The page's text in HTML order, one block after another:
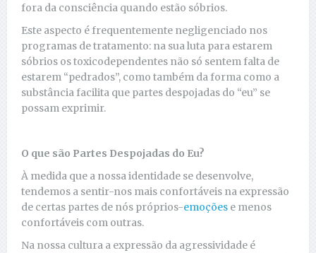
fora da consciência quando estão sóbrios.
Este aspecto é frequentemente negligenciado nos
programas de tratamento: na sua luta para estarem
sóbrios os toxicodependentes não só sentem falta de
estarem “pedrados”, como também da forma como a
substância facilita que partes despojadas do “eu” se
possam exprimir.
O que são Partes Despojadas do Eu?
À medida que a nossa identidade se desenvolve,
tendemos a sentir-nos mais confortáveis na expressão
de certas partes de nós próprios-emoções e menos
confortáveis com outras.
Na nossa cultura a expressão da agressividade é